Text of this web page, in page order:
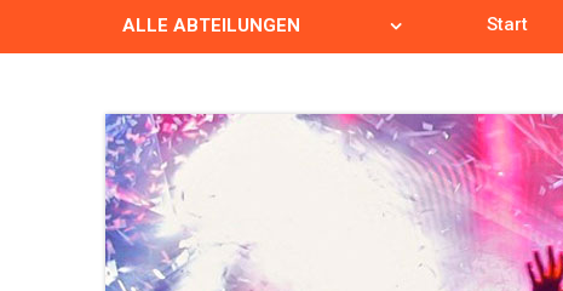
ALLE ABTEILUNGEN Start
Skip to content